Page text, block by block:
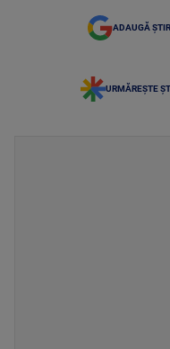
ADAUGĂ
URMĂREȘTE